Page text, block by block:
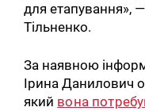
для етапування»,
Тільненко.
За наявною
Ірина Данилович
який вона